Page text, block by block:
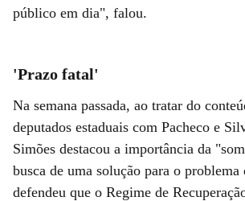
público em dia", falou.
'Prazo fatal'
Na semana passada, ao tratar do
deputados estaduais com Pacheco e
Simões destacou a importância da
busca de uma solução para o
defendeu que o Regime de